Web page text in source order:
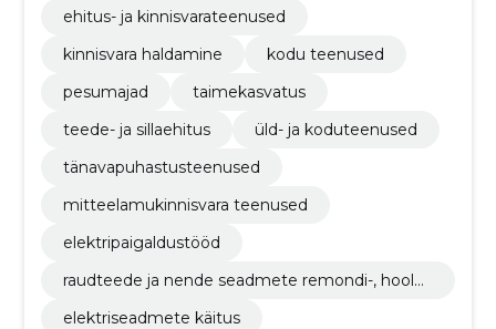
ehitus- ja kinnisvarateenused
kinnisvara haldamine
kodu teenused
pesumajad
taimekasvatus
teede- ja sillaehitus
üld- ja koduteenused
tänavapuhastusteenused
mitteelamukinnisvara teenused
elektripaigaldustööd
raudteede ja nende seadmete remondi-, hoold
elektriseadmete käitus